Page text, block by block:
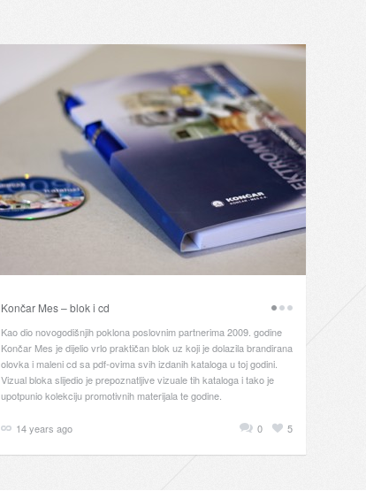
Končar Mes – blok i cd
Kao dio novogodišnjih poklona poslovnim partnerima 2009. godine
Končar Mes je dijelio vrlo praktičan blok uz koji je dolazila brandirana
olovka i maleni cd sa pdf-ovima svih izdanih kataloga u toj godini.
Vizual bloka slijedio je prepoznatljive vizuale tih kataloga i tako je
upotpunio kolekciju promotivnih materijala te godine.
14 years ago 5
0